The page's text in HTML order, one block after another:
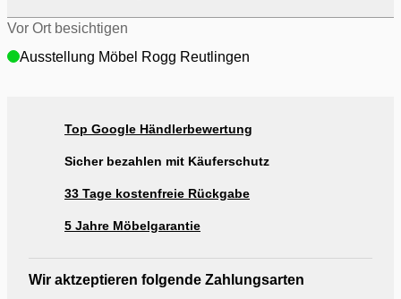
Vor Ort besichtigen
Ausstellung Möbel Rogg Reutlingen
Top Google Händlerbewertung
Sicher bezahlen mit Käuferschutz
33 Tage kostenfreie Rückgabe
5 Jahre Möbelgarantie
Wir aktzeptieren folgende Zahlungsarten